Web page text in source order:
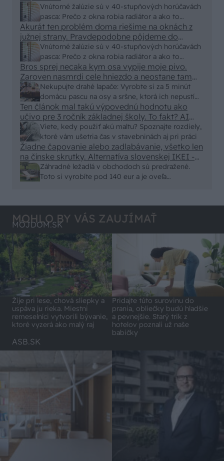
Vnútorné žalúzie sú v 40-stupňových horúčavách
pasca: Prečo z okna robia radiátor a ako to
vyriešiť za pár eur?
Vnútorné žalúzie sú v 40-stupňových horúčavách
pasca: Prečo z okna robia radiátor a ako to
vyriešiť za pár eur?
Akurát ten problém doma riešime na oknách z
južnej strany. Pravdepodobne pôjdeme do
vonkajšieho tienenia na spôsob markízy
250x150cm. Čínsky predajcovia idú okolo 100
eur kus.
Nekupujte drahé lapače: Vyrobte si za 5 minút
domácu pascu na osy a sršne, ktorá ich nepustí
von
Bros sprej necaka kym osa vypije moje pivo.
Zaroven nasmrdi cele hniezdo a neostane tam
nic zive. Vasa pasca naucinke moc efektivne.
Skor pritiahne slimaky
Viete, kedy použiť akú maltu? Spoznajte rozdiely,
ktoré vám ušetria čas v stavebninách aj pri práci
Ten článok mal takú výpovednú hodnotu ako
učivo pre 3 ročník základnej školy. To fakt? AI
alebo nejaka kniha z VŠ? Dnešné rychlotvrdnuce
malty - pevnosť 40 Mpa a doba schnutia tak 15
minut , k tomu vodotesné s kryštálikou. A rozdiel
- schnutie a zretie. Nič?
Záhradné ležadlá v obchodoch sú predražené.
Toto si vyrobíte pod 140 eur a je oveľa
Žiadne čapovanie alebo zadlabávanie, všetko len
na čínske skrutky. Alternatíva slovenskej IKEI -
čo sa týka pevnosti. Autor si nedal veľa námahy s
remeselným spracovaním, škoda. No lepšie než
MOHLO BY VÁS ZAUJÍMAŤ
MÔJDOM.SK
Žije pri lese, chová sliepky a
uspáva ju rieka. Miestni
remeselníci vytvorili bývanie,
ktoré vyzerá ako malý raj
Pridajte túto surovinu do
prania, obliečky budú hladšie
a pevnejšie. Starý trik z
hotelov poznali už naše
babičky
ASB.SK